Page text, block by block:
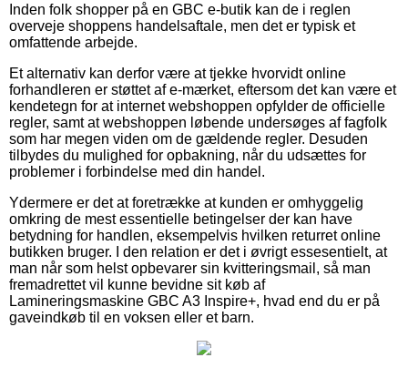
Inden folk shopper på en GBC e-butik kan de i reglen
overveje shoppens handelsaftale, men det er typisk et
omfattende arbejde.
Et alternativ kan derfor være at tjekke hvorvidt online
forhandleren er støttet af e-mærket, eftersom det kan være et
kendetegn for at internet webshoppen opfylder de officielle
regler, samt at webshoppen løbende undersøges af fagfolk
som har megen viden om de gældende regler. Desuden
tilbydes du mulighed for opbakning, når du udsættes for
problemer i forbindelse med din handel.
Ydermere er det at foretrække at kunden er omhyggelig
omkring de mest essentielle betingelser der kan have
betydning for handlen, eksempelvis hvilken returret online
butikken bruger. I den relation er det i øvrigt essesentielt, at
man når som helst opbevarer sin kvitteringsmail, så man
fremadrettet vil kunne bevidne sit køb af
Lamineringsmaskine GBC A3 Inspire+, hvad end du er på
gaveindkøb til en voksen eller et barn.